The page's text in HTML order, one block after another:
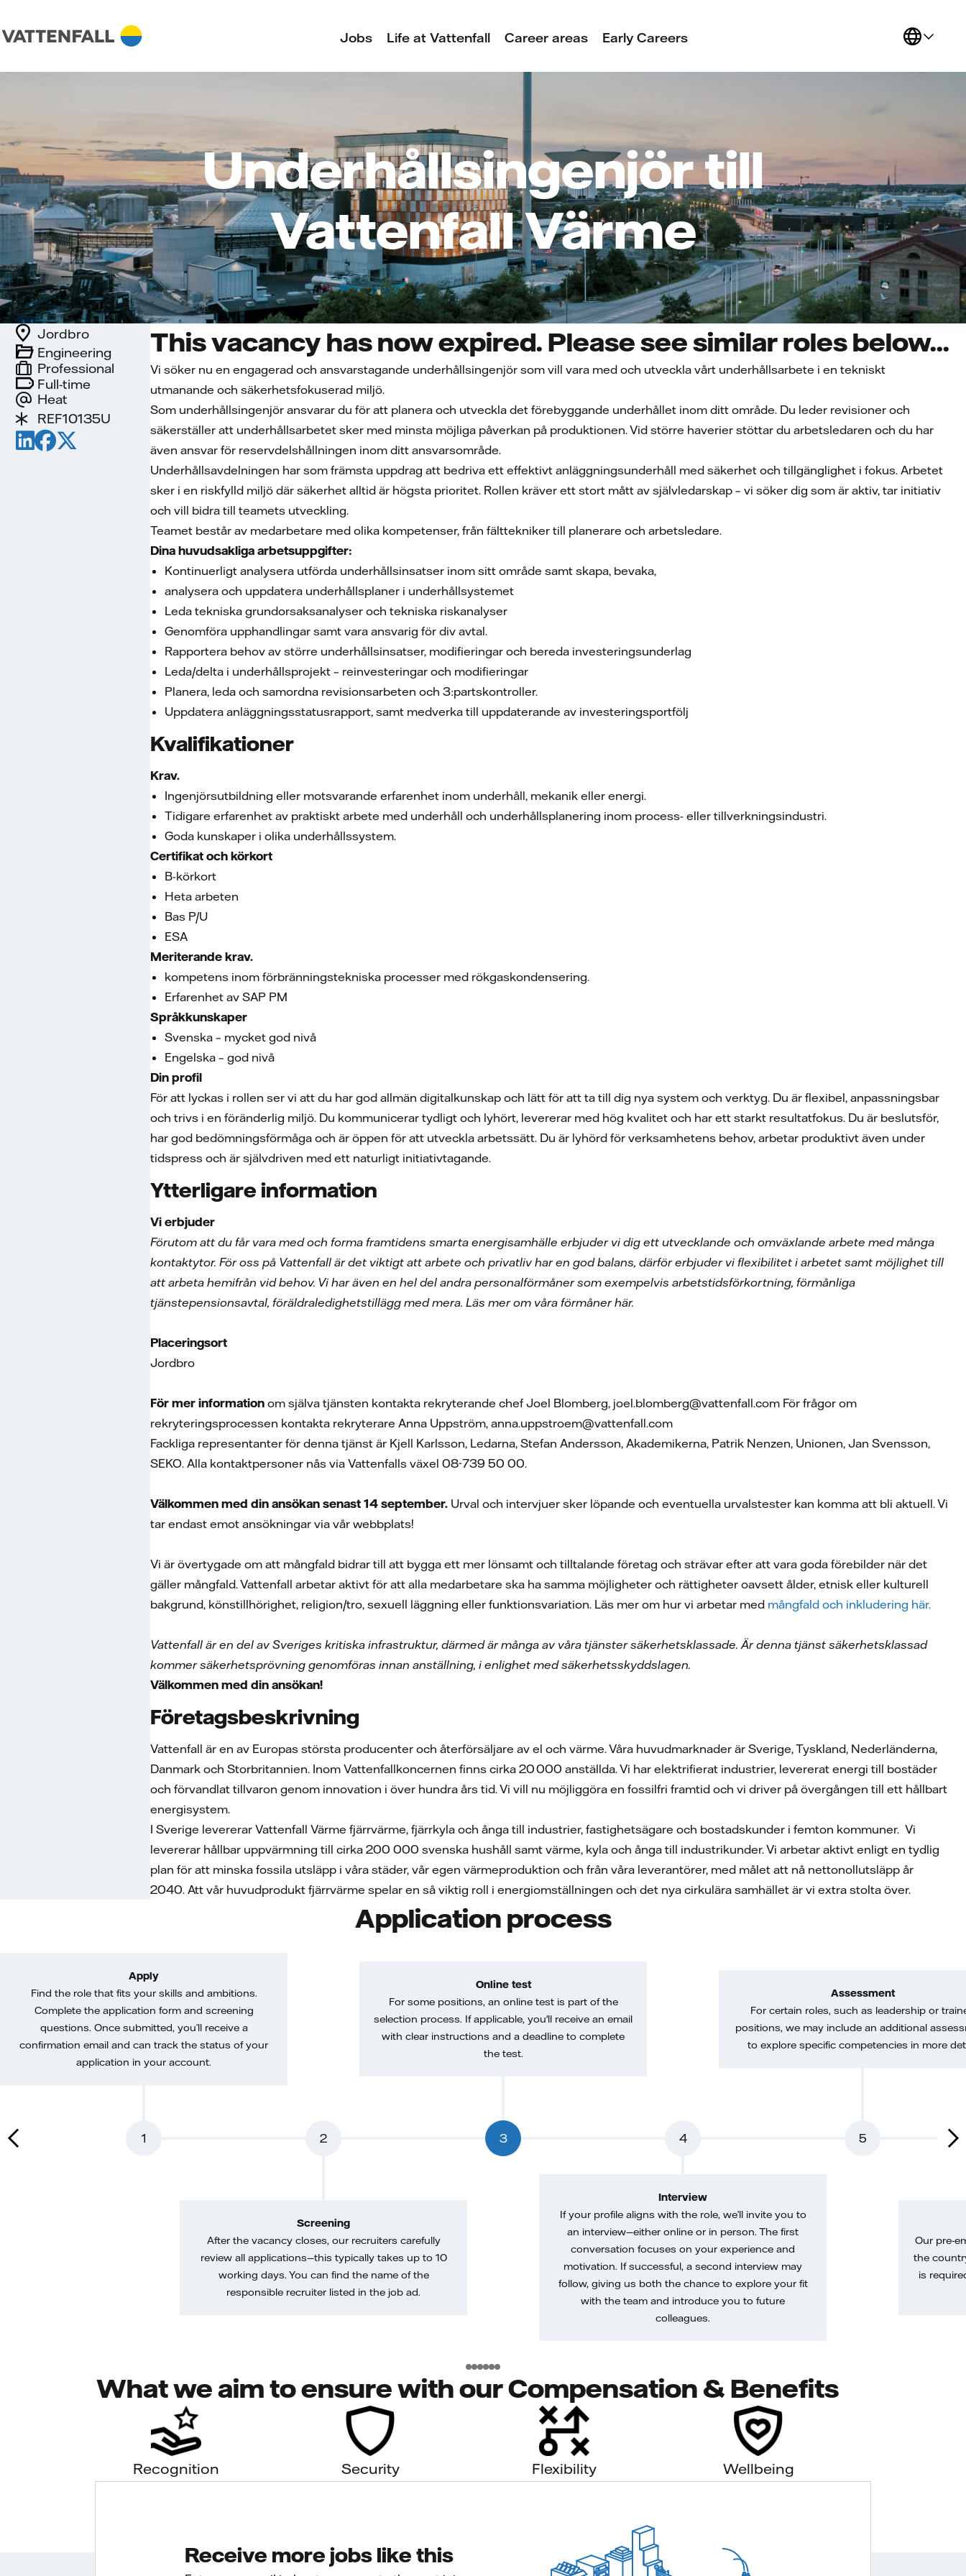
Jobs Life at Vattenfall Career areas Early Careers
Underhållsingenjör till
Vattenfall Värme
Full-time
Engineering
Jordbro
Professional
Heat
REF10135U
This vacancy has now expired. Please see similar roles below...
Vi söker nu en engagerad och ansvarstagande underhållsingenjör som vill vara med och utveckla vårt underhållsarbete i en tekniskt
utmanande och säkerhetsfokuserad miljö.
Som underhållsingenjör ansvarar du för att planera och utveckla det förebyggande underhållet inom ditt område. Du leder revisioner och
säkerställer att underhållsarbetet sker med minsta möjliga påverkan på produktionen. Vid större haverier stöttar du arbetsledaren och du har
även ansvar för reservdelshållningen inom ditt ansvarsområde.
Underhållsavdelningen har som främsta uppdrag att bedriva ett effektivt anläggningsunderhåll med säkerhet och tillgänglighet i fokus. Arbetet
sker i en riskfylld miljö där säkerhet alltid är högsta prioritet. Rollen kräver ett stort mått av självledarskap – vi söker dig som är aktiv, tar initiativ
och vill bidra till teamets utveckling.
Teamet består av medarbetare med olika kompetenser, från fälttekniker till planerare och arbetsledare.
Dina huvudsakliga arbetsuppgifter:
Kontinuerligt analysera utförda underhållsinsatser inom sitt område samt skapa, bevaka,
analysera och uppdatera underhållsplaner i underhållsystemet
Leda tekniska grundorsaksanalyser och tekniska riskanalyser
Genomföra upphandlingar samt vara ansvarig för div avtal.
Rapportera behov av större underhållsinsatser, modifieringar och bereda investeringsunderlag
Leda/delta i underhållsprojekt – reinvesteringar och modifieringar
Planera, leda och samordna revisionsarbeten och 3:partskontroller.
Uppdatera anläggningsstatusrapport, samt medverka till uppdaterande av investeringsportfölj
Kvalifikationer
Krav.
Ingenjörsutbildning eller motsvarande erfarenhet inom underhåll, mekanik eller energi.
Tidigare erfarenhet av praktiskt arbete med underhåll och underhållsplanering inom process- eller tillverkningsindustri.
Goda kunskaper i olika underhållssystem.
Certifikat och körkort
B-körkort
Heta arbeten
Bas P/U
ESA
Meriterande krav.
kompetens inom förbränningstekniska processer med rökgaskondensering.
Erfarenhet av SAP PM
Språkkunskaper
Svenska – mycket god nivå
Engelska – god nivå
Din profil
För att lyckas i rollen ser vi att du har god allmän digitalkunskap och lätt för att ta till dig nya system och verktyg. Du är flexibel, anpassningsbar
och trivs i en föränderlig miljö. Du kommunicerar tydligt och lyhört, levererar med hög kvalitet och har ett starkt resultatfokus. Du är beslutsför,
har god bedömningsförmåga och är öppen för att utveckla arbetssätt. Du är lyhörd för verksamhetens behov, arbetar produktivt även under
tidspress och är självdriven med ett naturligt initiativtagande.
Ytterligare information
Vi erbjuder
Förutom att du får vara med och forma framtidens smarta energisamhälle erbjuder vi dig ett utvecklande och omväxlande arbete med många
kontaktytor. För oss på Vattenfall är det viktigt att arbete och privatliv har en god balans, därför erbjuder vi flexibilitet i arbetet samt möjlighet till
att arbeta hemifrån vid behov. Vi har även en hel del andra personalförmåner som exempelvis arbetstidsförkortning, förmånliga
tjänstepensionsavtal, föräldraledighetstillägg med mera. Läs mer om våra förmåner här.
Placeringsort
Jordbro
För mer information om själva tjänsten kontakta rekryterande chef Joel Blomberg, joel.blomberg@vattenfall.com För frågor om
rekryteringsprocessen kontakta rekryterare Anna Uppström, anna.uppstroem@vattenfall.com
Fackliga representanter för denna tjänst är Kjell Karlsson, Ledarna, Stefan Andersson, Akademikerna, Patrik Nenzen, Unionen, Jan Svensson,
SEKO. Alla kontaktpersoner nås via Vattenfalls växel 08-739 50 00.
Välkommen med din ansökan senast 14 september. Urval och intervjuer sker löpande och eventuella urvalstester kan komma att bli aktuell. Vi
tar endast emot ansökningar via vår webbplats!
Vi är övertygade om att mångfald bidrar till att bygga ett mer lönsamt och tilltalande företag och strävar efter att vara goda förebilder när det
gäller mångfald. Vattenfall arbetar aktivt för att alla medarbetare ska ha samma möjligheter och rättigheter oavsett ålder, etnisk eller kulturell
bakgrund, könstillhörighet, religion/tro, sexuell läggning eller funktionsvariation. Läs mer om hur vi arbetar med mångfald och inkludering här.
Vattenfall är en del av Sveriges kritiska infrastruktur, därmed är många av våra tjänster säkerhetsklassade. Är denna tjänst säkerhetsklassad
kommer säkerhetsprövning genomföras innan anställning, i enlighet med säkerhetsskyddslagen.
Välkommen med din ansökan!
Företagsbeskrivning
Vattenfall är en av Europas största producenter och återförsäljare av el och värme. Våra huvudmarknader är Sverige, Tyskland, Nederländerna,
Danmark och Storbritannien. Inom Vattenfallkoncernen finns cirka 20 000 anställda. Vi har elektrifierat industrier, levererat energi till bostäder
och förvandlat tillvaron genom innovation i över hundra års tid. Vi vill nu möjliggöra en fossilfri framtid och vi driver på övergången till ett hållbart
energisystem.
I Sverige levererar Vattenfall Värme fjärrvärme, fjärrkyla och ånga till industrier, fastighetsägare och bostadskunder i femton kommuner. Vi
levererar hållbar uppvärmning till cirka 200 000 svenska hushåll samt värme, kyla och ånga till industrikunder. Vi arbetar aktivt enligt en tydlig
plan för att minska fossila utsläpp i våra städer, vår egen värmeproduktion och från våra leverantörer, med målet att nå nettonollutsläpp år
2040. Att vår huvudprodukt fjärrvärme spelar en så viktig roll i energiomställningen och det nya cirkulära samhället är vi extra stolta över.
Application process
1
Apply
Find the role that fits your skills and ambitions.
Complete the application form and screening
questions. Once submitted, you’ll receive a
confirmation email and can track the status of your
application in your account.
2
Screening
After the vacancy closes, our recruiters carefully
review all applications—this typically takes up to 10
working days. You can find the name of the
responsible recruiter listed in the job ad.
3
Online test
For some positions, an online test is part of the
selection process. If applicable, you'll receive an email
with clear instructions and a deadline to complete
the test.
4
Interview
If your profile aligns with the role, we’ll invite you to
an interview—either online or in person. The first
conversation focuses on your experience and
motivation. If successful, a second interview may
follow, giving us both the chance to explore your fit
with the team and introduce you to future
colleagues.
5
Assessment
For certain roles, such as leadership or
positions, we may include an additional
to explore specific competencies in more
Our pre-
the
is
What we aim to ensure with our Compensation & Benefits
Recognition Security Flexibility Wellbeing
Receive more jobs like this